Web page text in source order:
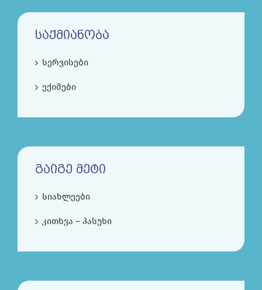
ᲡᲐᲥᲛᲘᲐᲜᲝᲑᲐ
სერვისები
ექიმები
ᲒᲐᲘᲒᲔ ᲛᲔᲢᲘ
სიახლეები
კითხვა – პასუხი